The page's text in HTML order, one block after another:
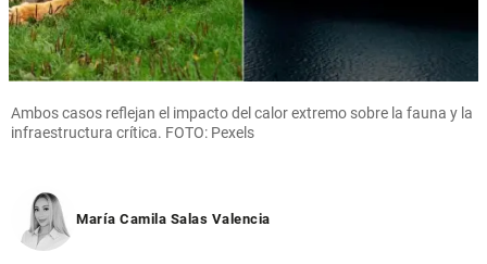
Ambos casos reflejan el impacto del calor extremo sobre la fauna y la
infraestructura crítica. FOTO: Pexels
María Camila Salas Valencia